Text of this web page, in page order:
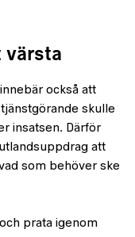
värsta
också att
skulle
insatsen. Därför
att
som behöver ske
prata igenom